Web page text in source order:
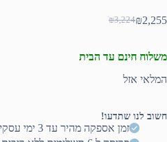
₪3,224
המחיר
₪3,224.
₪2,255 המחיר
₪2,255.
משלוח חינם עד הבית
המלאי אזל
חשוב לנו שתדעו!
זמן אספקה מהיר עד 3 ימי עסקים